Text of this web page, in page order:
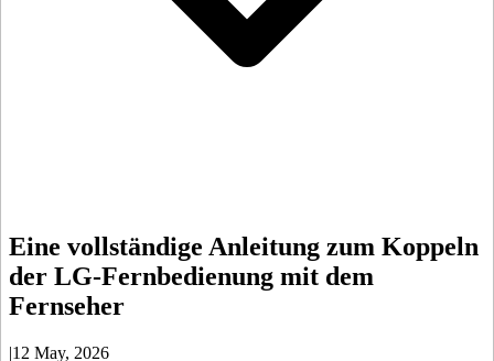
Eine vollständige Anleitung zum Koppeln
der LG-Fernbedienung mit dem
Fernseher
|12 May, 2026